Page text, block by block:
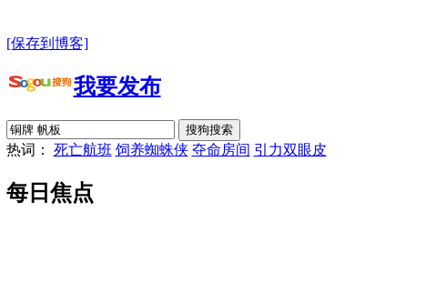
[保存到博客]
我要发布
热词： 死亡航班 饲养蜘蛛侠 夺命房间 引力双眼皮
每日焦点